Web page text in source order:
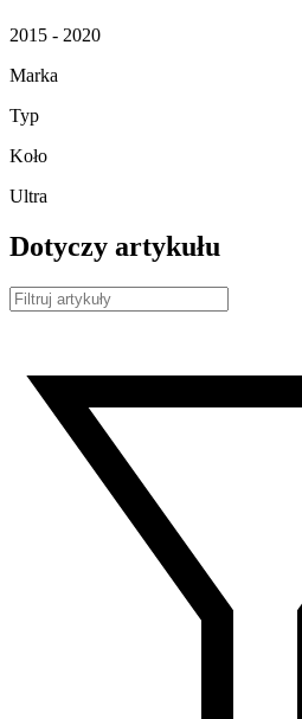
2015 - 2020
Marka
Typ
Koło
Ultra
Dotyczy artykułu